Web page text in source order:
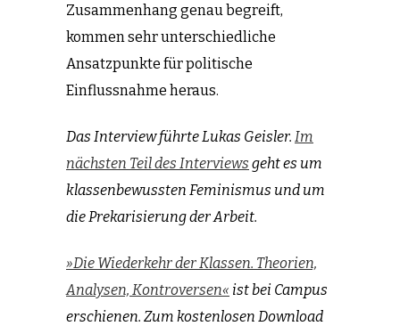
Zusammenhang genau begreift,
kommen sehr unterschiedliche
Ansatzpunkte für politische
Einflussnahme heraus.
Das Interview führte Lukas Geisler. Im
nächsten Teil des Interviews geht es um
klassenbewussten Feminismus und um
die Prekarisierung der Arbeit.
»Die Wiederkehr der Klassen. Theorien,
Analysen, Kontroversen« ist bei Campus
erschienen. Zum kostenlosen Download